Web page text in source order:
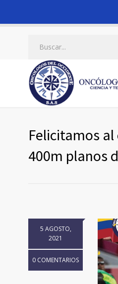
Felicitamos
400m planos
5 AGOSTO,
2021
0 COMENTARIOS